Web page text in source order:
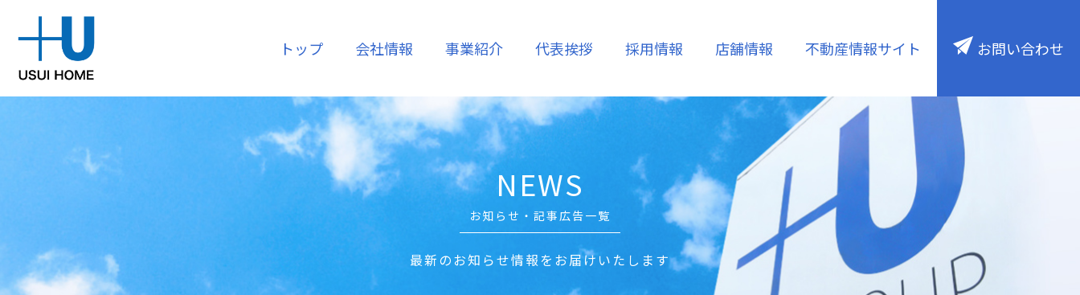
トップ 会社情報
会社情報
コーポレート
メッセージ
ESG／SDGs
事業紹介
購入 売却 注文住宅
リフォーム 不動産管理 高齢者支援 保険・ライフコンサル
資産運用・相続 相続・借地権・底地 ウェルスマネジメント
代表挨拶 採用情報 店舗情報 不動産情報サイト お問い合わせ
NEWS
お知らせ・記事広告一覧
最新のお知らせ情報をお届けいたします